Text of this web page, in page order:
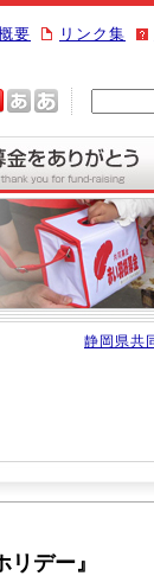
リンク集
要
静岡県共
リデー』